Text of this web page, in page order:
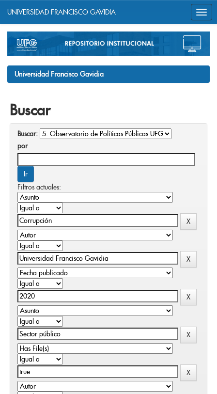
navigation
UNIVERSIDAD FRANCISCO GAVIDIA
Universidad Francisco Gavidia
Buscar
Buscar:
por
Filtros actuales: